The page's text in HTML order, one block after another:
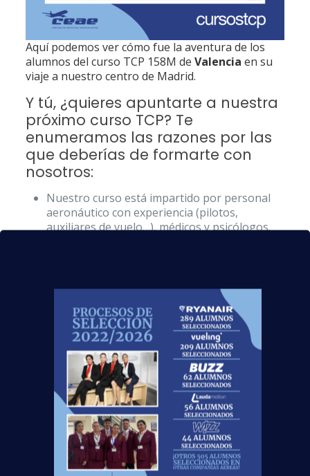
Aquí podemos ver cómo fue la aventura de los
alumnos del curso TCP 158M de Valencia en su
viaje a nuestro centro de Madrid.
Y tú, ¿quieres apuntarte a nuestra
próximo curso TCP? Te
enumeramos las razones por las
que deberías de formarte con
nosotros:
Nuestro curso está impartido por personal
aeronáutico con experiencia (pilotos,
auxiliares de vuelo…), médicos y psicólogos.
Además, accederás al mejor asesoramiento
para las entrevistas de empleo, y te
mantendremos informado o informada de
todas las ofertas que vayan surgiendo.
¡Confía en nuestro Departamento de
Orientación Laboral!
¿Tienes dudas o simplemente te gustaría saber
más acerca de nuestro curso TCP? Ponte en
contacto con nosotros a través de este
formulario, y el asesor de tu provincia se pondrá
en contacto contigo lo más pronto posible: